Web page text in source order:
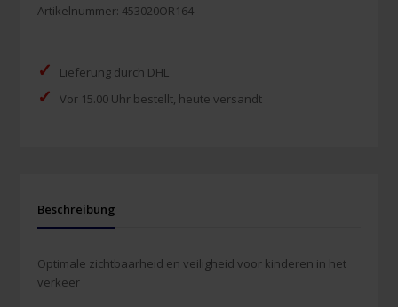
Artikelnummer:453020OR164
✓ Lieferung durch DHL
✓ Vor 15.00 Uhr bestellt, heute versandt
Beschreibung
Optimale zichtbaarheid en veiligheid voor kinderen in het
verkeer